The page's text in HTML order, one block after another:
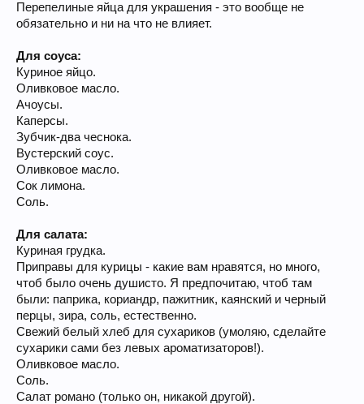
Перепелиные яйца для украшения - это вообще не
обязательно и ни на что не влияет.
Для соуса:
Куриное яйцо.
Оливковое масло.
Ачоусы.
Каперсы.
Зубчик-два чеснока.
Вустерский соус.
Оливковое масло.
Сок лимона.
Соль.
Для салата:
Куриная грудка.
Приправы для курицы - какие вам нравятся, но много,
чтоб было очень душисто. Я предпочитаю, чтоб там
были: паприка, кориандр, пажитник, каянский и черный
перцы, зира, соль, естественно.
Свежий белый хлеб для сухариков (умоляю, сделайте
сухарики сами без левых ароматизаторов!).
Оливковое масло.
Соль.
Салат романо (только он, никакой другой).